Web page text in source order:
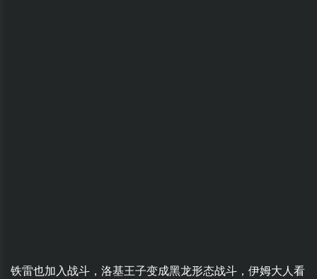
铁雷也加入战斗，洛基王子变成黑龙形态战斗，伊姆大人看